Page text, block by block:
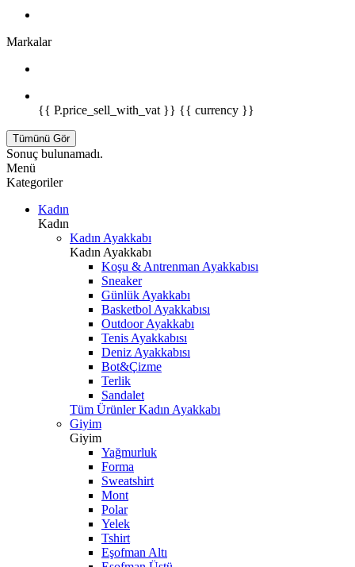
Markalar
{{ P.price_sell_with_vat }} {{ currency }}
Tümünü Gör
Sonuç bulunamadı.
Menü
Kategoriler
Kadın
Kadın
Kadın Ayakkabı
Kadın Ayakkabı
Koşu & Antrenman Ayakkabısı
Sneaker
Günlük Ayakkabı
Basketbol Ayakkabısı
Outdoor Ayakkabı
Tenis Ayakkabısı
Deniz Ayakkabısı
Bot&Çizme
Terlik
Sandalet
Tüm Ürünler Kadın Ayakkabı
Giyim
Giyim
Yağmurluk
Forma
Sweatshirt
Mont
Polar
Yelek
Tshirt
Eşofman Altı